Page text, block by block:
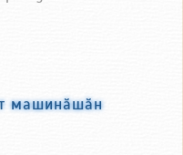
машинӑшӑн